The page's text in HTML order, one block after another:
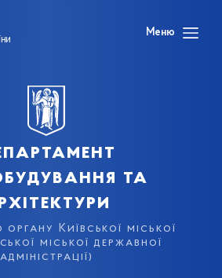
Меню
та
Київської міської
міської державної
адміністрації)